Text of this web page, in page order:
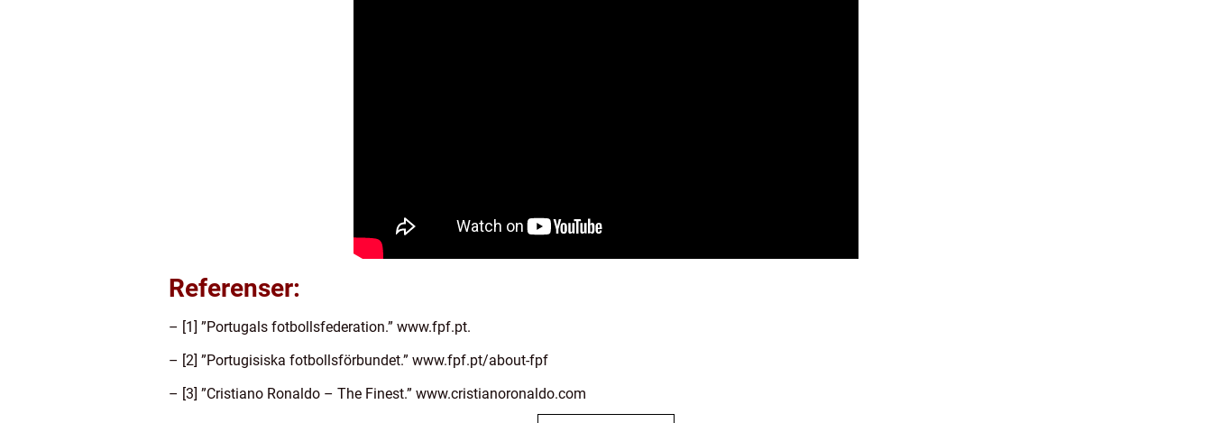
Referenser:
– [1] ”Portugals fotbollsfederation.” www.fpf.pt.
– [2] ”Portugisiska fotbollsförbundet.” www.fpf.pt/about-fpf
– [3] ”Cristiano Ronaldo – The Finest.” www.cristianoronaldo.com